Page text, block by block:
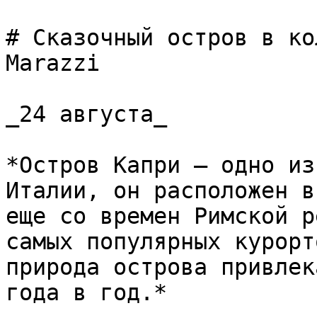
# Сказочный остров в
Marazzi
_24 августа_
*Остров Капри — одно
Италии, он расположен
еще со времен Римской
самых популярных
природа острова
года в год.*